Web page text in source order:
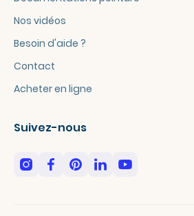
Nos vidéos
Besoin d'aide ?
Contact
Acheter en ligne
Suivez-nous